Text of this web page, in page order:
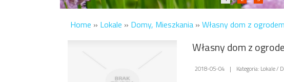
Home » Lokale » Domy, Mieszkania » Własny dom z
Własny dom z
2018-05-04 | Kategoria: Lokale /